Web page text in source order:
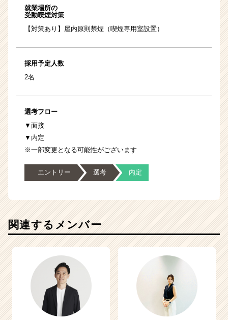
就業場所の
受動喫煙対策
【対策あり】屋内原則禁煙（喫煙専用室設置）
採用予定人数
2名
選考フロー
▼面接
▼内定
※一部変更となる可能性がございます
エントリー 選考 内定
関連するメンバー